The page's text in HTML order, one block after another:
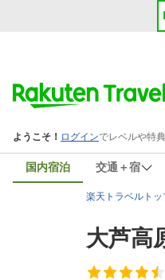
国内宿泊 交通＋宿
楽天トラベルトッ
大芦